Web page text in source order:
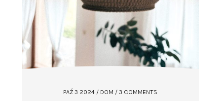
PAŹ 3 2024 / DOM / 3 COMMENTS